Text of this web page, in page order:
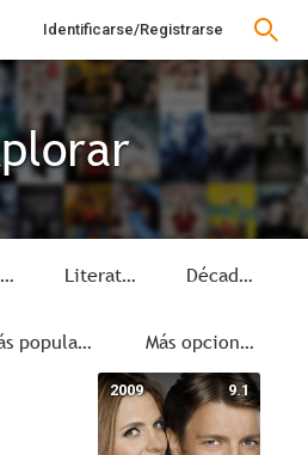
Identificarse/Registrarse
Disponible Literatura Década
Más populares Más opciones
9.1
2009